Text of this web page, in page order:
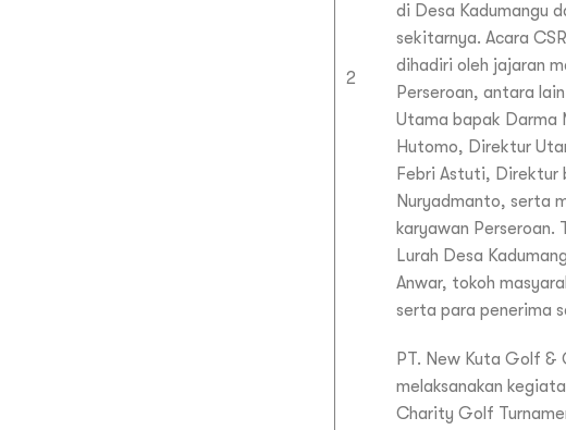
2
di Desa Kadumangu
sekitarnya. Acara
dihadiri oleh jajaran
Perseroan, antara
Utama bapak Darma
Hutomo, Direktur
Febri Astuti, Direktur
Nuryadmanto, serta
karyawan Perseroan.
Lurah Desa
Anwar, tokoh
serta para penerima
PT. New Kuta Golf &
melaksanakan
Charity Golf